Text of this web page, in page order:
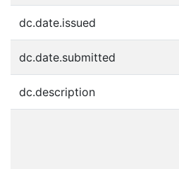
dc.date.issued
dc.date.submitted
dc.description